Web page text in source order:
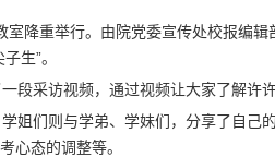
降重举行。由院党委宣传处校报编
生”。
采访视频，通过视频让大家了解许
们则与学弟、学妹们，分享了自己
心态的调整等。